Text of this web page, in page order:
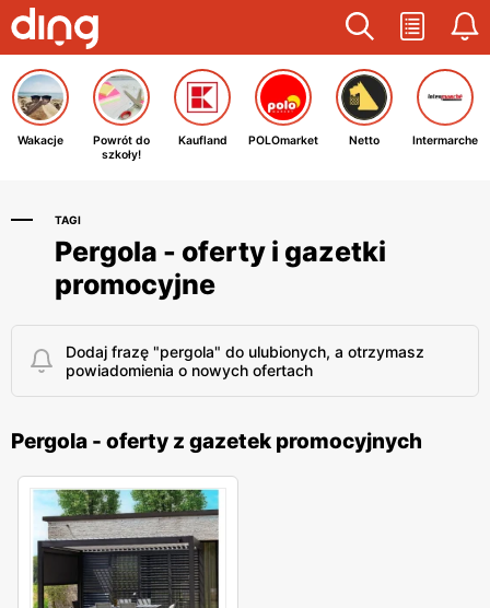
Wakacje
Powrót do
szkoły!
Kaufland POLOmarket Netto Intermarche
TAGI
Pergola - oferty i gazetki
promocyjne
Dodaj frazę "pergola" do ulubionych, a otrzymasz
powiadomienia o nowych ofertach
Pergola - oferty z gazetek promocyjnych